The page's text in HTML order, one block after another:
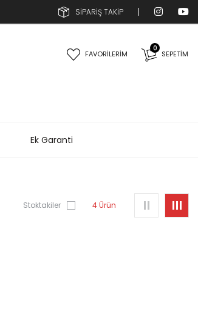
SİPARİŞ TAKİP
SEPETIM
0
FAVORİLERİM
Ek Garanti
Stoktakiler 4 Ürün